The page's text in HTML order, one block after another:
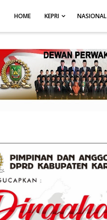
100%; height: auto; }
HOME KEPRI NASIONAL